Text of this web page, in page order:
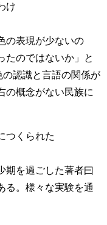
け
の表現が少ないの
たのではないか」と
認識と言語の関係が
の概念がない民族に
つくられた
期を過ごした著者曰
る。様々な実験を通